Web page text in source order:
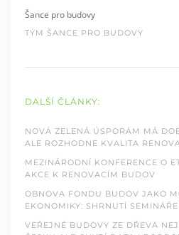
Šance pro budovy
TÝM ŠANCE PRO BUDOVY
DALŠÍ ČLÁNKY:
NOVÁ ZELENÁ ÚSPORÁM MÁ
ALE ROZHODNE KVALITA
MEZINÁRODNÍ KONFERENCE O
AKCE K RENOVACÍM BUDOV
OBNOVA FONDU BUDOV JAKO
EKONOMIKY: SHRNUTÍ
VEŘEJNÉ BUDOVY ZE DŘEVA